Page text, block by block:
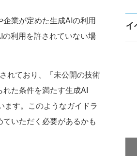
業が定めた生成AIの利用
利用を許されていない場
れており、「未公開の技術
た条件を満たす生成AI
ます。このようなガイドラ
いただく必要があるかも
イ